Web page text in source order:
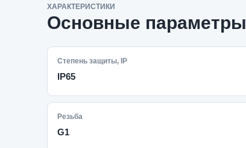
ХАРАКТЕРИСТИКИ
Основные параметры
Степень защиты, IP
IP65
Резьба
G1